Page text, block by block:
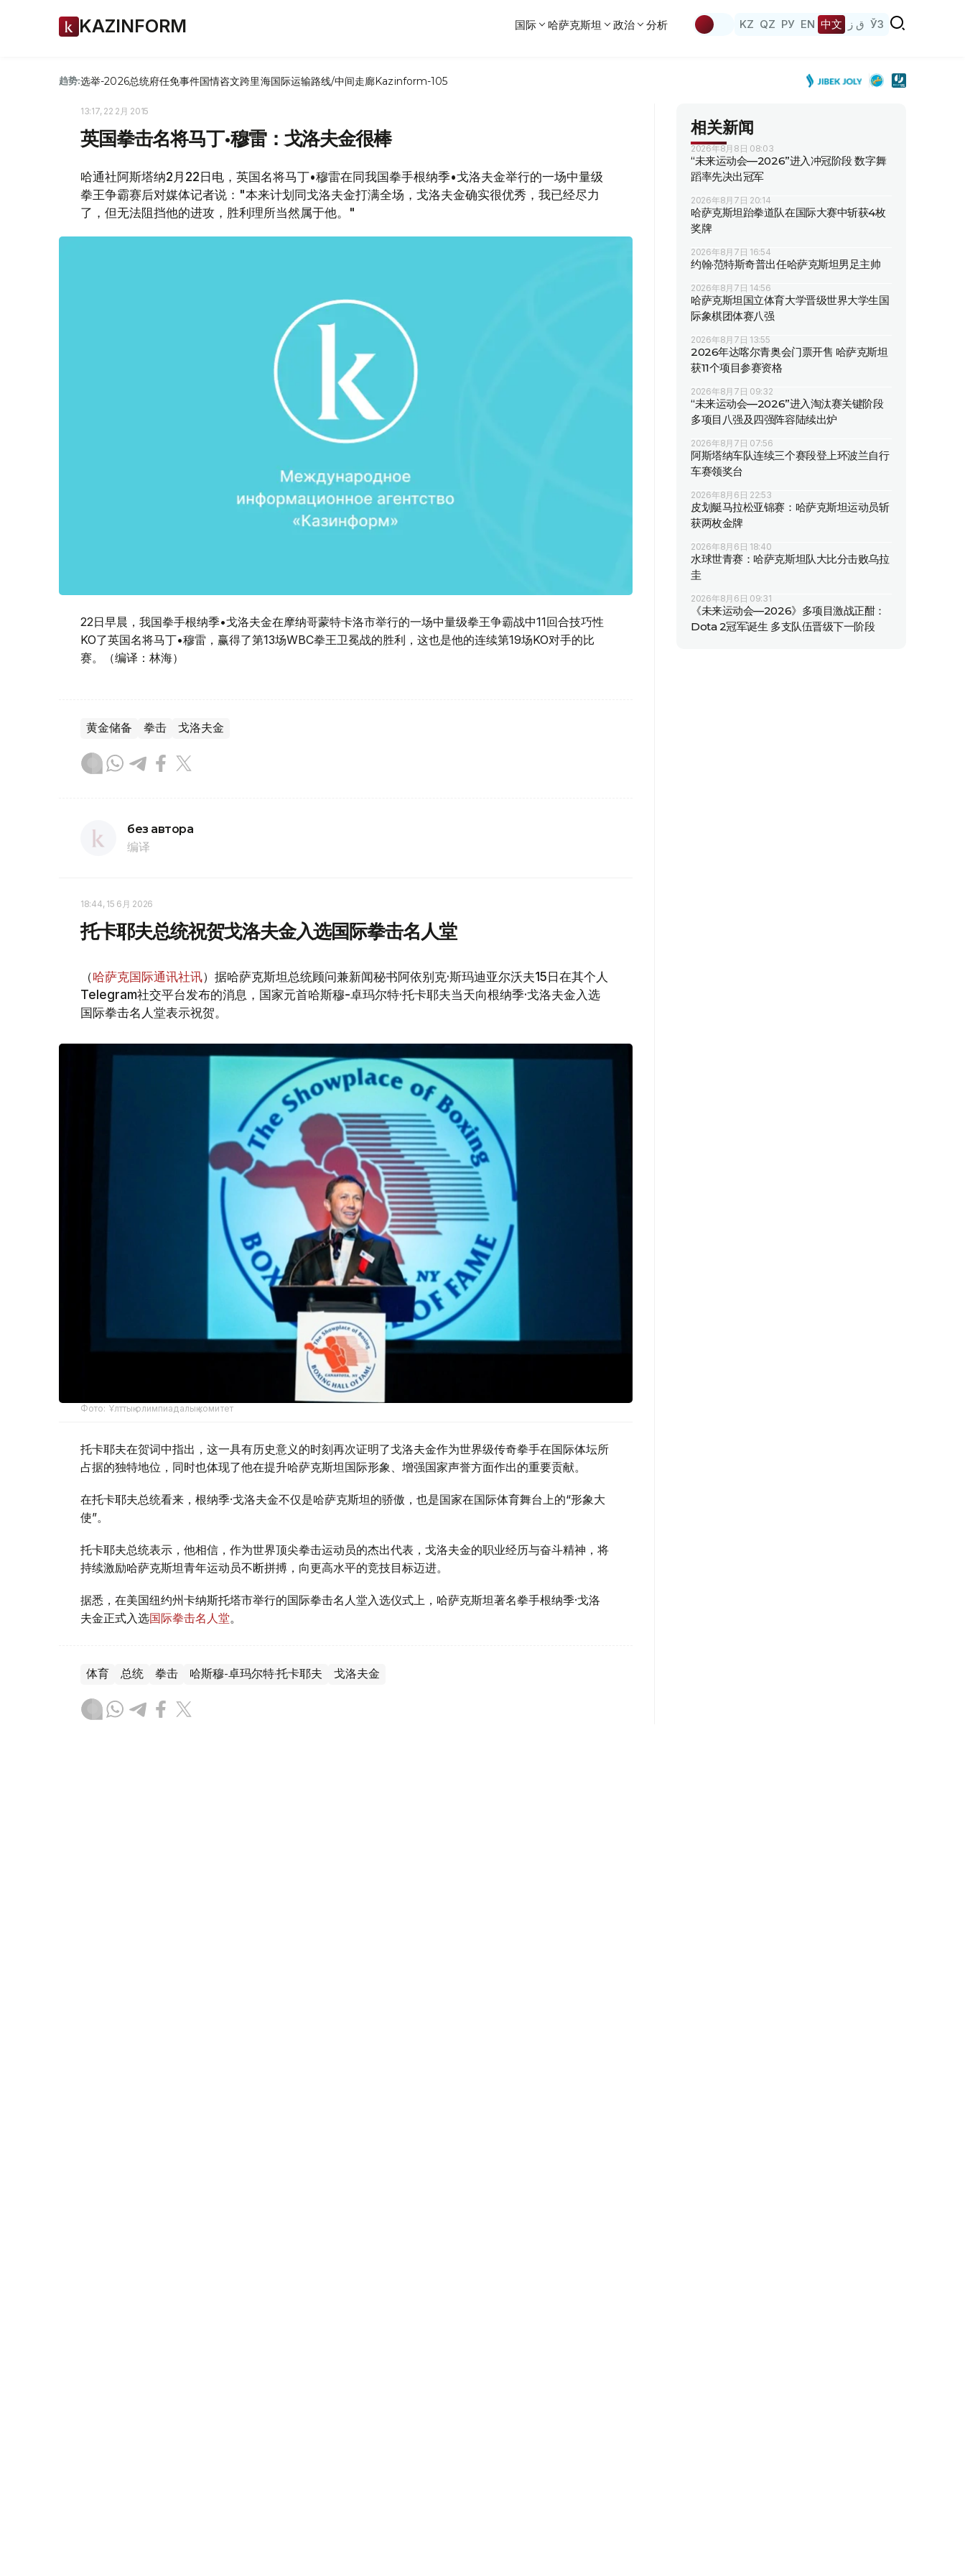
KAZINFORM 国际 哈萨克斯坦 政治 分析 KZ QZ РУ EN 中文 ق ز ЎЗ
趋势:选举-2026总统府任免事件国情咨文跨里海国际运输路线/中间走廊Kazinform-105
13:17, 22 2月 2015
英国拳击名将马丁•穆雷：戈洛夫金很棒
哈通社阿斯塔纳2月22日电，英国名将马丁•穆雷在同我国拳手根纳季•戈洛夫金举行的一场中量级
拳王争霸赛后对媒体记者说："本来计划同戈洛夫金打满全场，戈洛夫金确实很优秀，我已经尽力
了，但无法阻挡他的进攻，胜利理所当然属于他。"
22日早晨，我国拳手根纳季•戈洛夫金在摩纳哥蒙特卡洛市举行的一场中量级拳王争霸战中11回合技巧性
KO了英国名将马丁•穆雷，赢得了第13场WBC拳王卫冕战的胜利，这也是他的连续第19场KO对手的比
赛。（编译：林海）
黄金储备 拳击 戈洛夫金
без автора
编译
18:44, 15 6月 2026
托卡耶夫总统祝贺戈洛夫金入选国际拳击名人堂
（哈萨克国际通讯社讯）据哈萨克斯坦总统顾问兼新闻秘书阿依别克·斯玛迪亚尔沃夫15日在其个人
Telegram社交平台发布的消息，国家元首哈斯穆-卓玛尔特·托卡耶夫当天向根纳季·戈洛夫金入选
国际拳击名人堂表示祝贺。
Фото: Ұлттық олимпиадалық комитет
托卡耶夫在贺词中指出，这一具有历史意义的时刻再次证明了戈洛夫金作为世界级传奇拳手在国际体坛所
占据的独特地位，同时也体现了他在提升哈萨克斯坦国际形象、增强国家声誉方面作出的重要贡献。
在托卡耶夫总统看来，根纳季·戈洛夫金不仅是哈萨克斯坦的骄傲，也是国家在国际体育舞台上的“形象大
使”。
托卡耶夫总统表示，他相信，作为世界顶尖拳击运动员的杰出代表，戈洛夫金的职业经历与奋斗精神，将
持续激励哈萨克斯坦青年运动员不断拼搏，向更高水平的竞技目标迈进。
据悉，在美国纽约州卡纳斯托塔市举行的国际拳击名人堂入选仪式上，哈萨克斯坦著名拳手根纳季·戈洛
夫金正式入选国际拳击名人堂。
体育 总统 拳击 哈斯穆-卓玛尔特·托卡耶夫 戈洛夫金
相关新闻
2026年8月8日 08:03
“未来运动会—2026”进入冲冠阶段 数字舞
蹈率先决出冠军
2026年8月7日 20:14
哈萨克斯坦跆拳道队在国际大赛中斩获4枚
奖牌
2026年8月7日 16:54
约翰·范特斯奇普出任哈萨克斯坦男足主帅
2026年8月7日 14:56
哈萨克斯坦国立体育大学晋级世界大学生国
际象棋团体赛八强
2026年8月7日 13:55
2026年达喀尔青奥会门票开售 哈萨克斯坦
获11个项目参赛资格
2026年8月7日 09:32
“未来运动会—2026”进入淘汰赛关键阶段
多项目八强及四强阵容陆续出炉
2026年8月7日 07:56
阿斯塔纳车队连续三个赛段登上环波兰自行
车赛领奖台
2026年8月6日 22:53
皮划艇马拉松亚锦赛：哈萨克斯坦运动员斩
获两枚金牌
2026年8月6日 18:40
水球世青赛：哈萨克斯坦队大比分击败乌拉
圭
2026年8月6日 09:31
《未来运动会—2026》多项目激战正酣：
Dota 2冠军诞生 多支队伍晋级下一阶段